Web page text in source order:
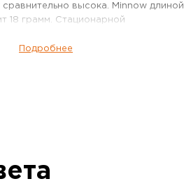
сравнительно высока. Minnow длиной
18 грамм. Стационарной
аэродинамики он неплохо
или неспешно плывущего по
Подробнее